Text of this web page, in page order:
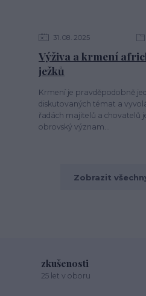
31 08 2025
Výživa a krmení
ježků
Krmení je pravděpodobně
diskutovaných témat a
řadách majitelů a chovatelů
obrovský význam...
Zobrazit
zkušenosti
25 let v oboru